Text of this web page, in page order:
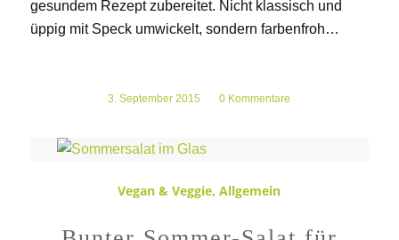
gesundem Rezept zubereitet. Nicht klassisch und
üppig mit Speck umwickelt, sondern farbenfroh…
3. September 2015
/ 0 Kommentare
Vegan & Veggie,Allgemein